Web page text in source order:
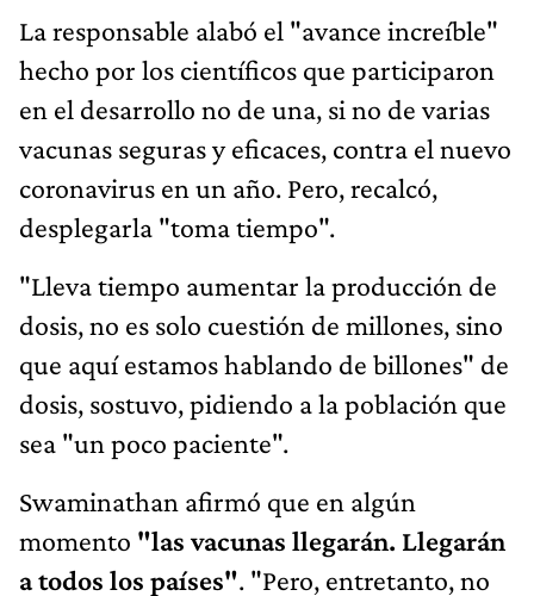
La responsable alabó el "avance increíble"
hecho por los científicos que participaron
en el desarrollo no de una, si no de varias
vacunas seguras y eficaces, contra el nuevo
coronavirus en un año. Pero, recalcó,
desplegarla "toma tiempo".
"Lleva tiempo aumentar la producción de
dosis, no es solo cuestión de millones, sino
que aquí estamos hablando de billones" de
dosis, sostuvo, pidiendo a la población que
sea "un poco paciente".
Swaminathan afirmó que en algún
momento "las vacunas llegarán. Llegarán
a todos los países". "Pero, entretanto, no